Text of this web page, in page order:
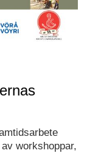
workshoppar,